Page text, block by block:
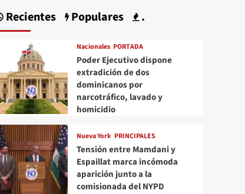
Recientes Populares .
Nacionales PORTADA
Poder Ejecutivo dispone
extradición de dos
dominicanos por
narcotráfico, lavado y
homicidio
Nueva York PRINCIPALES
Tensión entre Mamdani y
Espaillat marca incómoda
aparición junto a la
comisionada del NYPD